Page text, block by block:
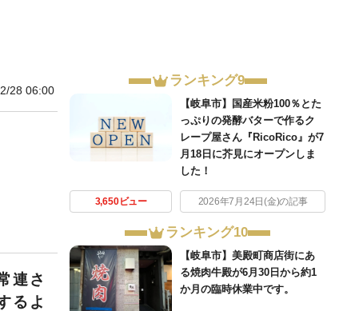
28 06:00
連さ
るよ
ランキング9
【岐阜市】国産米粉100％とた
っぷりの発酵バターで作るク
レープ屋さん『RicoRico』が7
月18日に芥見にオープンしま
した！
3,650ビュー 2026年7月24日(金)の記事
ランキング10
【岐阜市】美殿町商店街にあ
る焼肉牛殿が6月30日から約1
か月の臨時休業中です。